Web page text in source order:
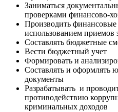
Заниматься
проверками финансово-
Производить финансовые
использованием приемов
Составлять бюджетные
Вести бюджетный учет
Формировать и
Составлять и оформлять
документы
Разрабатывать и
противодействию
криминальных доходов